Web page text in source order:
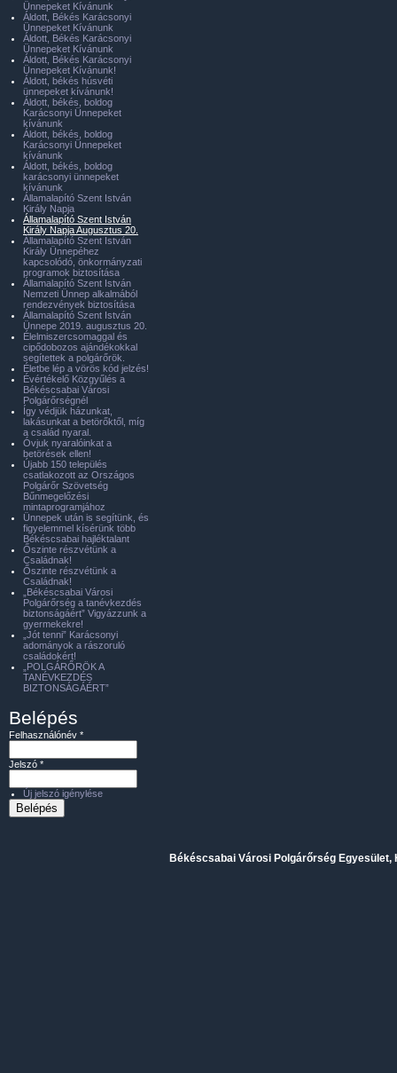
Ünnepeket Kívánunk
Áldott, Békés Karácsonyi
Ünnepeket Kívánunk
Áldott, Békés Karácsonyi
Ünnepeket Kívánunk
Áldott, Békés Karácsonyi
Ünnepeket Kívánunk!
Áldott, békés húsvéti
ünnepeket kívánunk!
Áldott, békés, boldog
Karácsonyi Ünnepeket
kívánunk
Áldott, békés, boldog
Karácsonyi Ünnepeket
kívánunk
Áldott, békés, boldog
karácsonyi ünnepeket
kívánunk
Államalapító Szent István
Király Napja
Államalapító Szent István
Király Napja Augusztus 20.
Államalapító Szent István
Király Ünnepéhez
kapcsolódó, önkormányzati
programok biztosítása
Államalapító Szent István
Nemzeti Ünnep alkalmából
rendezvények biztosítása
Államalapító Szent István
Ünnepe 2019. augusztus 20.
Élelmiszercsomaggal és
cipődobozos ajándékokkal
segítettek a polgárőrök.
Életbe lép a vörös kód jelzés!
Évértékelő Közgyűlés a
Békéscsabai Városi
Polgárőrségnél
Így védjük házunkat,
lakásunkat a betörőktől, míg
a család nyaral.
Óvjuk nyaralóinkat a
betörések ellen!
Újabb 150 település
csatlakozott az Országos
Polgárőr Szövetség
Bűnmegelőzési
mintaprogramjához
Ünnepek után is segítünk, és
figyelemmel kísérünk több
Békéscsabai hajléktalant
Őszinte részvétünk a
Családnak!
Őszinte részvétünk a
Családnak!
„Békéscsabai Városi
Polgárőrség a tanévkezdés
biztonságáért” Vigyázzunk a
gyermekekre!
„Jót tenni” Karácsonyi
adományok a rászoruló
családokért!
„POLGÁRŐRÖK A
TANÉVKEZDÉS
BIZTONSÁGÁÉRT”
Belépés
Felhasználónév *
Jelszó *
Új jelszó igénylése
Békéscsabai Városi Polgárőrség Egyesület,